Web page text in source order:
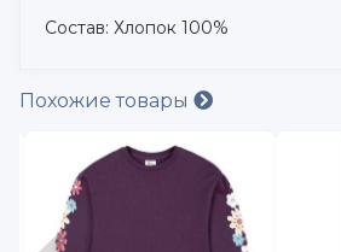
Состав: Хлопок 100%
Похожие товары